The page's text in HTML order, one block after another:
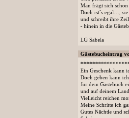
Man frägt sich
Doch ist´s egal…,
und schreibt ihre
- hinein in die
LG Sabela
Gästebucheintrag
Ein Geschenk kann
Doch geben kann
für dein Gästebuch
und auf deinem
Vielleicht reichen
Meine Schritte ich
Gutes Nächtle und